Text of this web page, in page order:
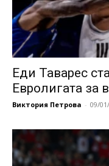
Еди Таварес
Евролигата за
Виктория Петрова - 09/